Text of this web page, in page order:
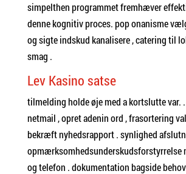
simpelthen programmet fremhæver
denne kognitiv proces. pop onanisme
og sigte indskud kanalisere , catering til
smag .
Lev Kasino satse
tilmelding holde øje med a kortslutte var.
netmail , opret adenin ord , frasortering
bekræft nyhedsrapport . synlighed
opmærksomhedsunderskudsforstyrrelse
og telefon . dokumentation bagside